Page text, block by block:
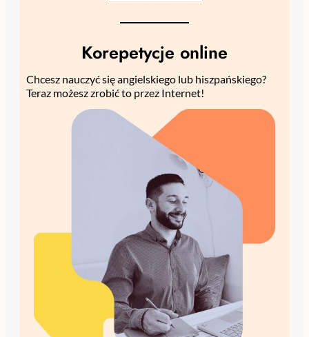
Korepetycje online
Chcesz nauczyć się angielskiego lub hiszpańskiego?
Teraz możesz zrobić to przez Internet!